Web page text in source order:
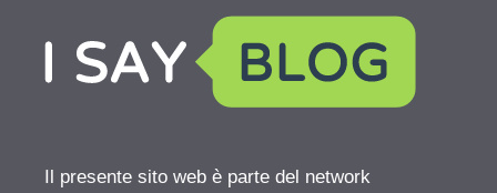
Il presente sito web è parte del network